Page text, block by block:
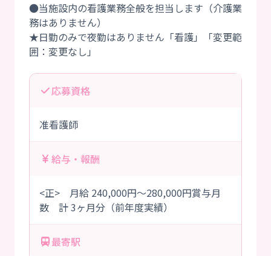
●当施設内の看護業務全般を担当します（介護業
務はありません）
★日勤のみで夜勤はありません「看護」「変更範
応募資格
准看護師
給与・報酬
<正> 月給 240,000円～280,000円賞与月
数 計 3ヶ月分（前年度実績）
最寄駅